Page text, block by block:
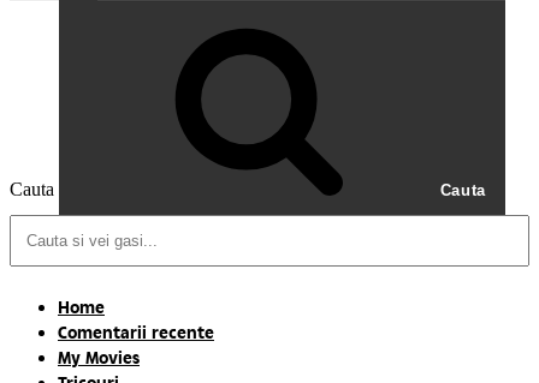
Cauta Cauta
Home
Comentarii recente
My Movies